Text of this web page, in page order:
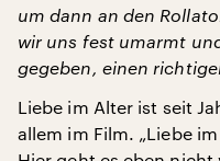
um dann an den
wir uns fest umarmt
gegeben, einen
Liebe im Alter ist seit
allem im Film. „Liebe